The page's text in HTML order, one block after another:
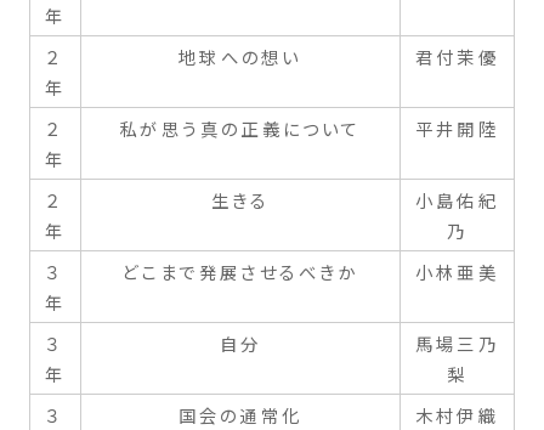
年
２
年
地球への想い 君付茉優
２
年
私が思う真の正義について 平井開陸
２
年
生きる
小島佑紀
乃
３
年
どこまで発展させるべきか 小林亜美
３
年
自分
馬場三乃
梨
３
国会の通常化 木村伊織